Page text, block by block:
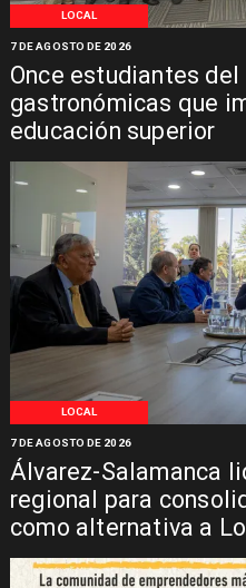
LOCAL
Once estudiantes
gastronómicas que
educación superior
7 DE AGOSTO DE 2026
LOCAL
Álvarez-Salamanca
regional para
como alternativa a
7 DE AGOSTO DE 2026